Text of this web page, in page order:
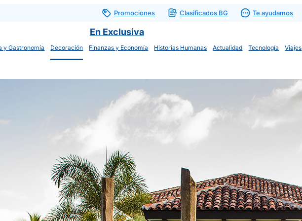
Promociones Clasificados BG Te ayudamos
En Exclusiva
y Gastronomía Decoración Finanzas y Economía Historias Humanas Actualidad Tecnología Viajes